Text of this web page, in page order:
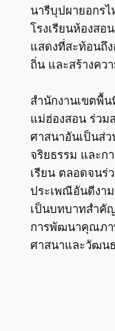
นารีบุปผายอกรไ
โรงเรียนห้องสอ
แสดงที่สะท้อนถึ
ถิ่น และสร้างคว
สำนักงานเขตพื้
แม่ฮ่องสอน ร่วม
ศาสนาอันเป็นส่
จริยธรรม และก
เรียน ตลอดจนร่
ประเพณีอันดีงา
เป็นบทบาทสำคั
การพัฒนาคุณภา
ศาสนาและวัฒน